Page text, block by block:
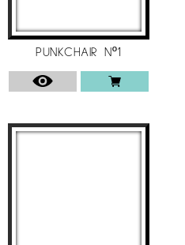
PUNKCHAIR Nº1